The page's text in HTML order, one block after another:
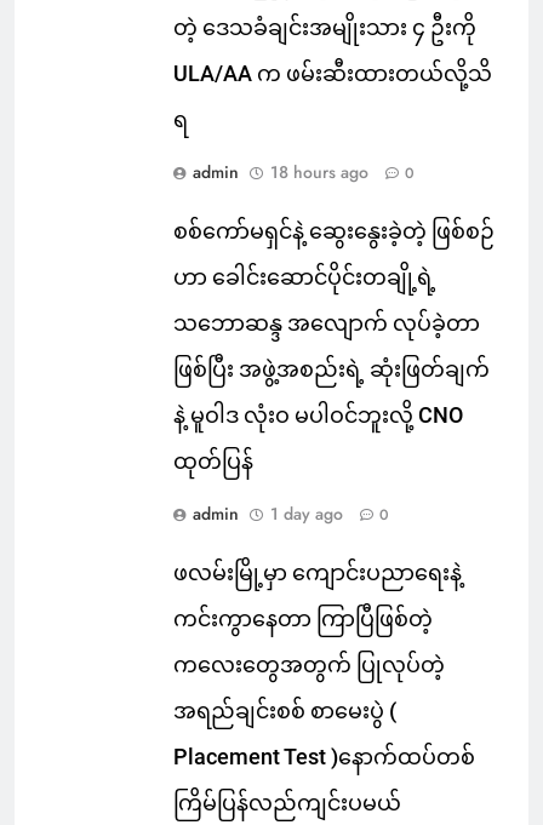
တဲ့ ဒေသခံချင်းအမျိုးသား ၄ ဦးကို
ULA/AA က ဖမ်းဆီးထားတယ်လို့သိ
ရ
admin 18 hours ago 0
စစ်ကော်မရှင်နဲ့ ဆွေးနွေးခဲ့တဲ့ ဖြစ်စဉ်
ဟာ ခေါင်းဆောင်ပိုင်းတချို့ရဲ့
သဘောဆန္ဒ အလျောက် လုပ်ခဲ့တာ
ဖြစ်ပြီး အဖွဲ့အစည်းရဲ့ ဆုံးဖြတ်ချက်
နဲ့ မူဝါဒ လုံးဝ မပါဝင်ဘူးလို့ CNO
ထုတ်ပြန်
admin 1 day ago 0
ဖလမ်းမြို့မှာ ကျောင်းပညာရေးနဲ့
ကင်းကွာနေတာ ကြာပြီဖြစ်တဲ့
ကလေးတွေအတွက် ပြုလုပ်တဲ့
အရည်ချင်းစစ် စာမေးပွဲ (
Placement Test )နောက်ထပ်တစ်
ကြိမ်ပြန်လည်ကျင်းပမယ်